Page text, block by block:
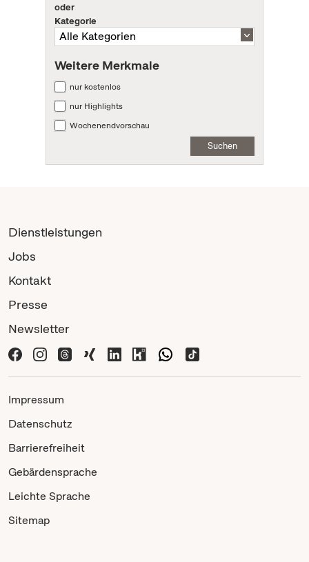
oder
Kategorie
Weitere Merkmale
nur kostenlos
nur Highlights
Wochenendvorschau
Suchen
Dienstleistungen
Jobs
Kontakt
Presse
Newsletter
Impressum
Datenschutz
Barrierefreiheit
Gebärdensprache
Leichte Sprache
Sitemap